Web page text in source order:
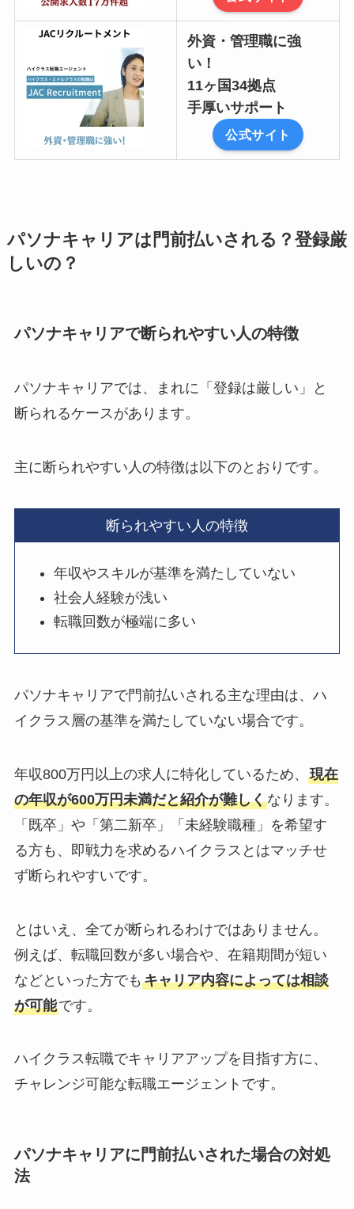
外資・管理職に強
い！
11ヶ国34拠点
手厚いサポート
公式サイト
パソナキャリアは門前払いされる？登録厳
しいの？
パソナキャリアで断られやすい人の特徴
パソナキャリアでは、まれに「登録は厳しい」と
断られるケースがあります。
主に断られやすい人の特徴は以下のとおりです。
断られやすい人の特徴
年収やスキルが基準を満たしていない
社会人経験が浅い
転職回数が極端に多い
パソナキャリアで門前払いされる主な理由は、ハ
イクラス層の基準を満たしていない場合です。
年収800万円以上の求人に特化しているため、 現在
の年収が600万円未満だと紹介が難しくなります。
「既卒」や「第二新卒」「未経験職種」を希望す
る方も、即戦力を求めるハイクラスとはマッチせ
ず断られやすいです。
とはいえ、全てが断られるわけではありません。
例えば、転職回数が多い場合や、在籍期間が短い
などといった方でも キャリア内容によっては相談
が可能です。
ハイクラス転職でキャリアアップを目指す方に、
チャレンジ可能な転職エージェントです。
パソナキャリアに門前払いされた場合の対処
法